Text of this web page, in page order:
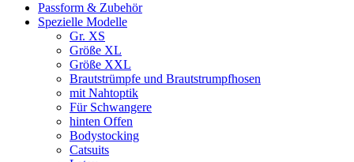
Passform & Zubehör
Spezielle Modelle
Gr. XS
Größe XL
Größe XXL
Brautstrümpfe und Brautstrumpfhosen
mit Nahtoptik
Für Schwangere
hinten Offen
Bodystocking
Catsuits